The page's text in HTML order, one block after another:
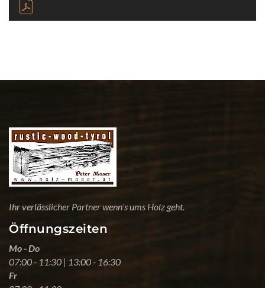
Ihr verlässlicher Partner wenn's ums Holz geht.
Öffnungszeiten
Mo - Do
07:00 - 11:30 | 13:00 - 16:30
Fr